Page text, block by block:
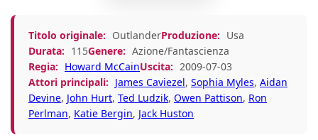
Titolo originale: OutlanderProduzione: Usa
Durata: 115Genere: Azione/Fantascienza
Regia: Howard McCainUscita: 2009-07-03
Attori principali: James Caviezel, Sophia Myles, Aidan
Devine, John Hurt, Ted Ludzik, Owen Pattison, Ron
Perlman, Katie Bergin, Jack Huston